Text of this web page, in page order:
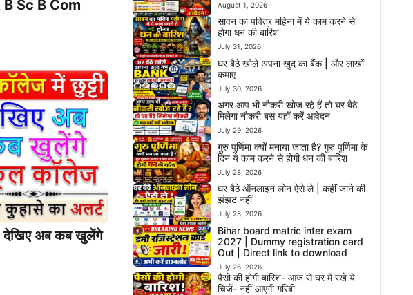
B Sc B Com
देखिए अब कब खुलेंगे
August 1, 2026
सावन का पवित्र महिना में ये काम करने से
होगा धन की बारिश
July 31, 2026
घर बैठे खोले अपना खुद का बैंक | और लाखों
कमाए
July 30, 2026
अगर आप भी नौकरी खोज रहे हैं तो घर बैठे
मिलेगा नौकरी बस यहाँ करें आवेदन
July 29, 2026
गुरु पुर्णिमा क्यों मनाया जाता है? गुरु पुर्णिमा के
दिन ये काम करने से होगी धन की बारिश
July 28, 2026
घर बैठे ऑनलाइन लोन ऐसे ले | कहीं जाने की
झंझट नहीं
July 28, 2026
Bihar board matric inter exam
2027 | Dummy registration card
Out | Direct link to download
July 26, 2026
पैसो की होगी बारिश- आज से घर में रखे ये
चिजें- नहीं आएगी गरिबी